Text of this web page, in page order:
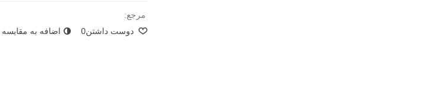
مرجع:
دوست داشتن0 اضافه به مقایسه